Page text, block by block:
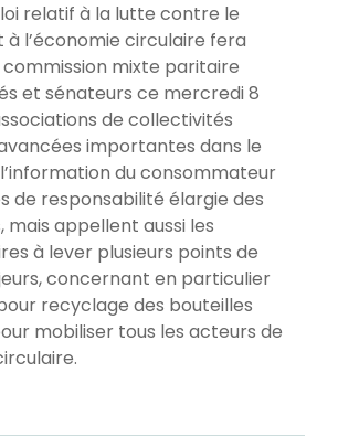
relatif à la lutte contre le
à l’économie circulaire fera
commission mixte paritaire
et sénateurs ce mercredi 8
de collectivités
importantes dans le
du consommateur
de responsabilité élargie des
mais appellent aussi les
à lever plusieurs points de
concernant en particulier
recyclage des bouteilles
mobiliser tous les acteurs de